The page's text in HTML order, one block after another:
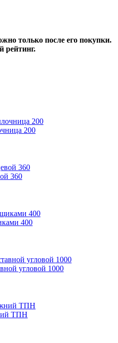
только после его покупки.
рейтинг.
200
360
400
угловой 1000
ТПН